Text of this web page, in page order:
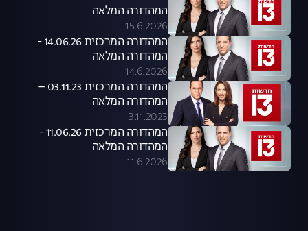
המהדורה המלאה
15.6.2026
המהדורה המרכזית 14.06.26 -
המהדורה המלאה
14.6.2026
המהדורה המרכזית 03.11.23 –
המהדורה המלאה
3.11.2023
המהדורה המרכזית 11.06.26 -
המהדורה המלאה
11.6.2026